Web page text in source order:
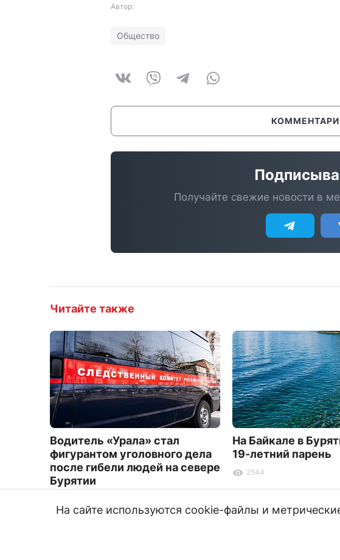
Автор:
Общество
Получайте свежие новости в
Читайте также
Водитель «Урала» стал
фигурантом уголовного дела
после гибели людей на севере
Бурятии
На Байкале в
19-летний парень
2544
На сайте используются cookie-файлы и